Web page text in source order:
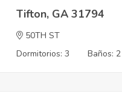
Tifton, GA 31794
50TH ST
Dormitorios: 3
Baños: 2